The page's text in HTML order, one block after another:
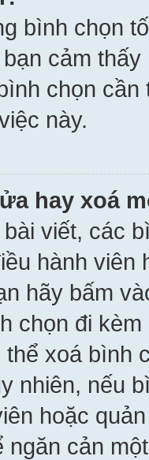
bình chọn
cảm
chọn
này.
hay xoá
viết, các
hành
hãy bấm
chọn đi
thể xoá bình
nhiên, nếu
hoặc
ngăn cản